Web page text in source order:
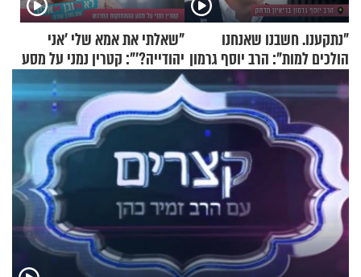
"נתקענו. חשבנו שאנחנו
הולכים למות": הרב יוסף גרמון
בריאיון מרתק
"שאלתי את אמא שלי 'אני
יהודייה?'": קטרין נמני על מסע
ההתחזקות המרגש